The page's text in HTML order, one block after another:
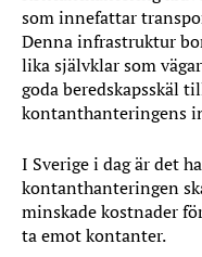
som innefattar
Denna infrastruktur
lika självklar som
goda beredskapsskäl
kontanthanteringens
I Sverige i dag är det
kontanthanteringen
minskade kostnader
ta emot kontanter.